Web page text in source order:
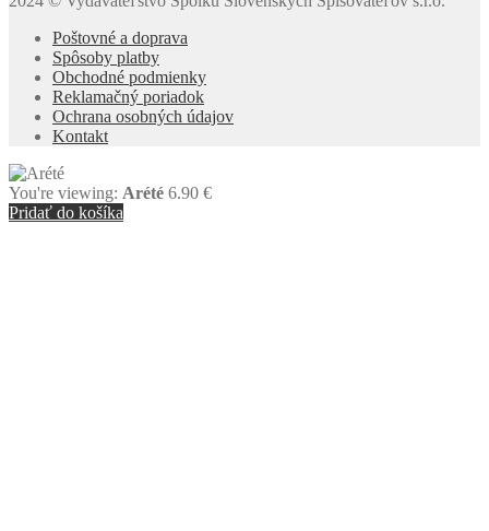
Poštovné a doprava
Spôsoby platby
Obchodné podmienky
Reklamačný poriadok
Ochrana osobných údajov
Kontakt
You're viewing: Arété 6.90 €
Pridať do košíka